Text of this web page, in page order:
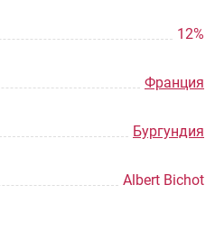
12%
Франция
Бургундия
Albert Bichot